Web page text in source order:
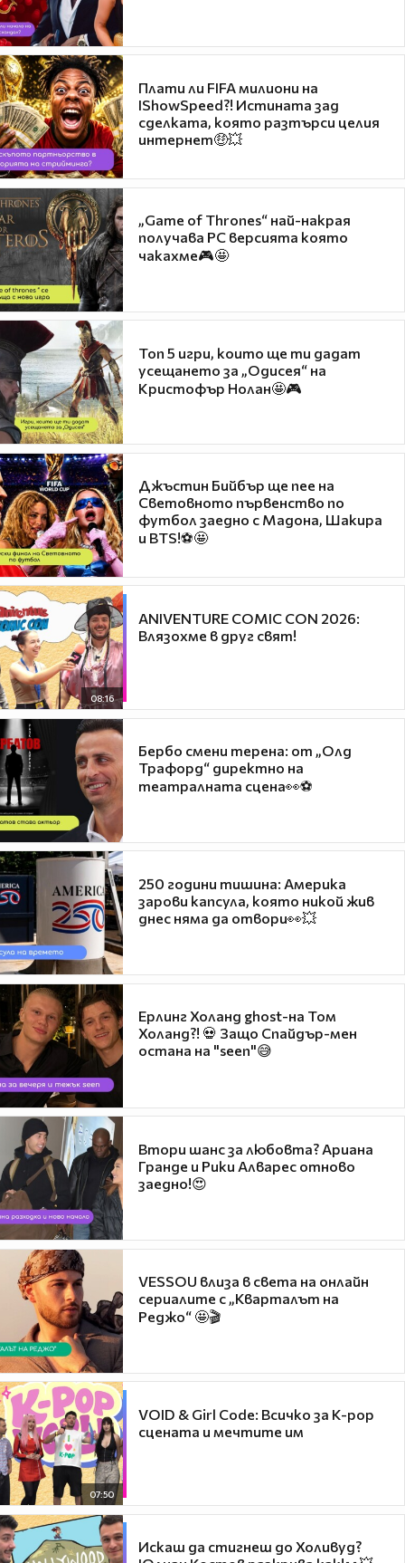
Плати ли FIFA милиони на
IShowSpeed?! Истината зад
сделката, която разтърси целия
интернет🤑💥
„Game of Thrones“ най-накрая
получава PC версията която
чакахме🎮🤩
Топ 5 игри, които ще ти дадат
усещането за „Одисея“ на
Кристофър Нолан🤩🎮
Джъстин Бийбър ще пее на
Световното първенство по
футбол заедно с Мадона, Шакира
и BTS!⚽🤩
08:16
ANIVENTURE COMIC CON 2026:
Влязохме в друг свят!
Бербо смени терена: от „Олд
Трафорд“ директно на
театралната сцена👀⚽
250 години тишина: Америка
зарови капсула, която никой жив
днес няма да отвори👀💥
Ерлинг Холанд ghost-на Том
Холанд?! 💀 Защо Спайдър-мен
остана на "seen"😅
Втори шанс за любовта? Ариана
Гранде и Рики Алварес отново
заедно!😍
VESSOU влиза в света на онлайн
сериалите с „Кварталът на
Реджо“ 🤩🎬
07:50
VOID & Girl Code: Всичко за K-pop
сцената и мечтите им
Искаш да стигнеш до Холивуд?